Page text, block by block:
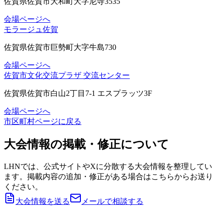
会場ページへ
モラージュ佐賀
佐賀県佐賀市巨勢町大字牛島730
会場ページへ
佐賀市文化交流プラザ 交流センター
佐賀県佐賀市白山2丁目7-1 エスプラッツ3F
会場ページへ
市区町村ページに戻る
大会情報の掲載・修正について
LHNでは、公式サイトやXに分散する大会情報を整理してい
ます。掲載内容の追加・修正がある場合はこちらからお送り
ください。
大会情報を送る
メールで相談する